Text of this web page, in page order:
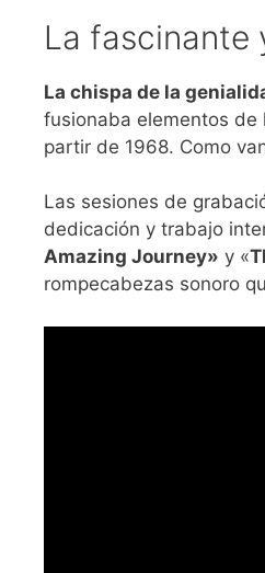
La fascinante
La chispa de la
fusionaba elementos de
partir de 1968. Como
Las sesiones de
dedicación y trabajo
Amazing Journey» y «
rompecabezas sonoro